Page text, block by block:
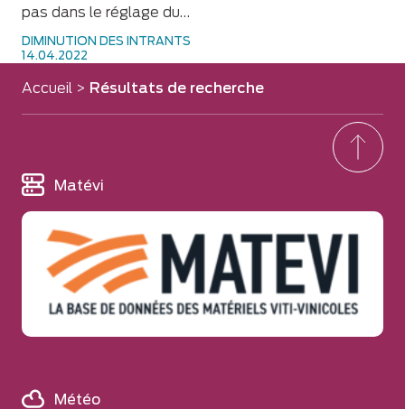
DIMINUTION DES INTRANTS
14.04.2022
pas dans le réglage du…
Accueil > Résultats de recherche
Matévi
Météo